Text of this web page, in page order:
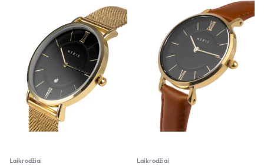
Laikrodžiai Laikrodžiai